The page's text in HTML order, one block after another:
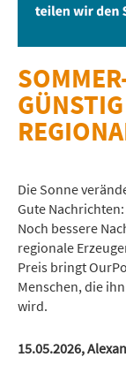
Die Sonne
Gute
Noch bessere
regionale
Preis bringt
Menschen, die
wird.
15.05.2026,